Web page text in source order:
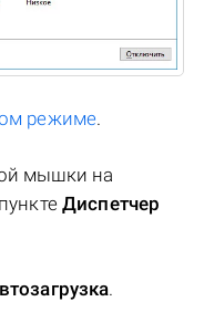
режиме.
мышки на
Диспетчер
.